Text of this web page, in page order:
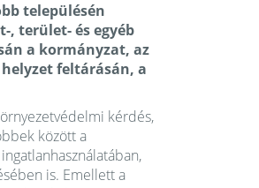
településén
terület- és egyéb
a kormányzat, az
feltárásán, a
kérdés,
között a
is. Emellett a